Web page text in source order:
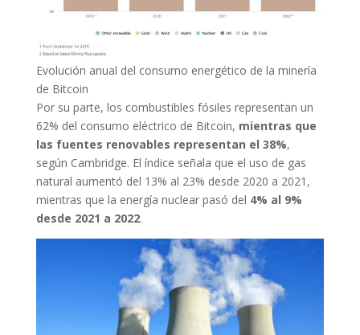
Evolución anual del consumo energético de la minería
de Bitcoin
Por su parte, los combustibles fósiles representan un
62% del consumo eléctrico de Bitcoin, mientras que
las fuentes renovables representan el 38%,
según Cambridge. El índice señala que el uso de gas
natural aumentó del 13% al 23% desde 2020 a 2021,
mientras que la energía nuclear pasó del 4% al 9%
desde 2021 a 2022.